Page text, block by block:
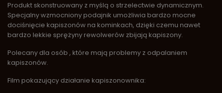
Produkt skonstruowany z myślą o strzelectwie dynamicznym.
Specjalny wzmocniony podajnik umożliwia bardzo mocne
dociśnięcie kapiszonów na kominkach, dzięki czemu nawet
bardzo lekkie sprężyny rewolwerów zbijają kapiszony.
Polecany dla osób , które mają problemy z odpalaniem
kapiszonów.
Film pokazujący działanie kapiszonownika: